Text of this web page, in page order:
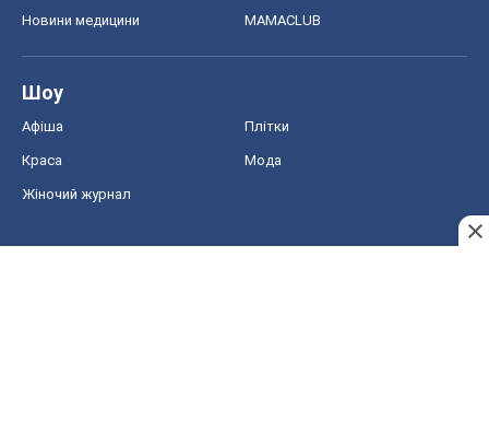
Новини медицини MAMACLUB
Шоу
Афіша Плітки
Краса Мода
Жіночий журнал